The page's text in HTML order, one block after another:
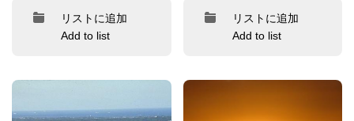
リストに追加
Add to list
リストに追加
Add to list